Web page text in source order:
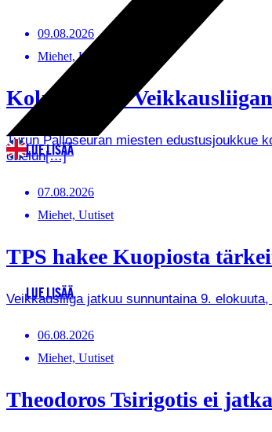
09.08.2026
Miehet, Uutiset
Kokoonpano
Turun Palloseuran miesten edustusjoukkue
ottelun[…]
LUE LISÄÄ
07.08.2026
Miehet, Uutiset
TPS hakee Kuopiosta
Veikkausliiga jatkuu sunnuntaina 9.
LUE LISÄÄ
06.08.2026
Miehet, Uutiset
Theodoros Tsirigotis ei